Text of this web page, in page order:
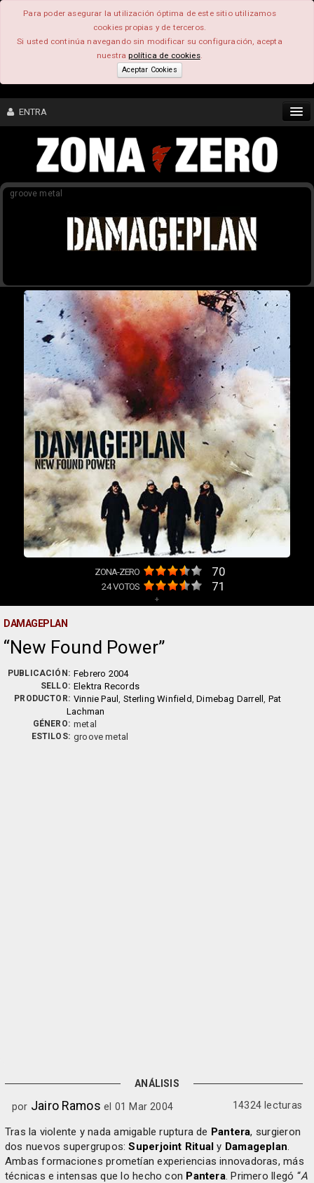
Para poder asegurar la utilización óptima de este sitio utilizamos
cookies propias y de terceros.
Si usted continúa navegando sin modificar su configuración, acepta
nuestrapolítica de cookies.
Aceptar Cookies
ENTRA
CONTENIDO
COMUNIDAD
FEEEDBACK
groove metal
ZONA-ZERO 70
24VOTOS 71
+
DAMAGEPLAN
New Found Power
PUBLICACIÓN: Febrero 2004
SELLO: Elektra Records
PRODUCTOR: Vinnie Paul Sterling Winfield ,Dimebag Darrell
Pat
Lachman
GÉNERO: metal
ESTILOS: groove metal
ANÁLISIS
por Jairo Ramos el 01 Mar 2004 14324 lecturas
Tras la violente y nada amigable ruptura de Pantera, surgieron
dos nuevos supergrupos:Superjoint Ritual y Damageplan.
Ambas formaciones prometían experiencias innovadoras, más
técnicas e intensas que lo hecho con Pantera. Primero llegó “A